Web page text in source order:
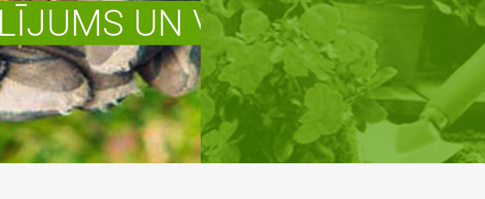
UN VEIDI